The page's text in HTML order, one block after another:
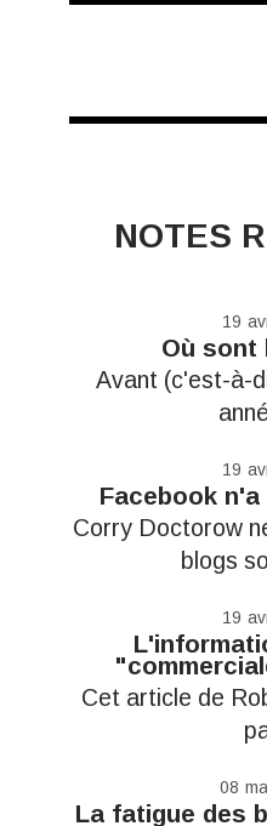
NOTES
19
Où sont
Avant (c'est-à-
19
Facebook
Corry Doctorow
blogs
19
Cet article de
08
La fatigue des